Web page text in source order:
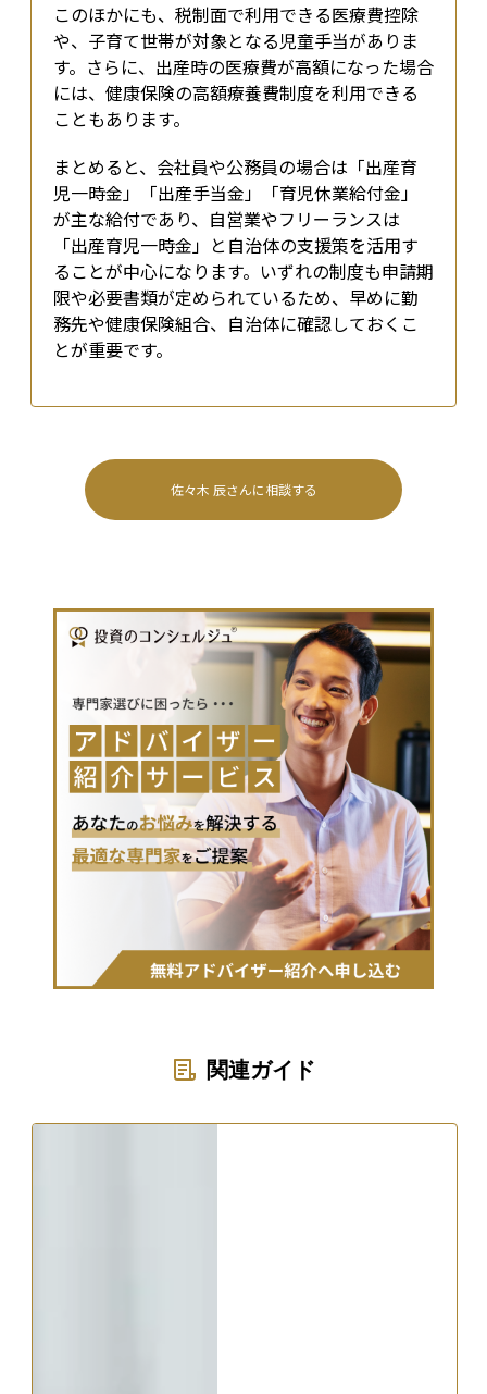
このほかにも、税制面で利用できる医療費控除
や、子育て世帯が対象となる児童手当がありま
す。さらに、出産時の医療費が高額になった場合
には、健康保険の高額療養費制度を利用できる
こともあります。
まとめると、会社員や公務員の場合は「出産育
児一時金」「出産手当金」「育児休業給付金」
が主な給付であり、自営業やフリーランスは
「出産育児一時金」と自治体の支援策を活用す
ることが中心になります。いずれの制度も申請期
限や必要書類が定められているため、早めに勤
務先や健康保険組合、自治体に確認しておくこ
とが重要です。
佐々木 辰さんに相談する
関連ガイド